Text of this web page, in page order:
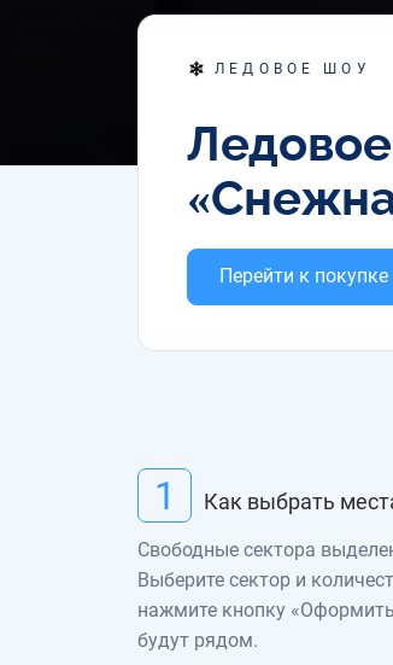
ЛЕДОВОЕ ШОУ
Перейти к покупке
1 Как выбрать
Свободные сектора
Выберите сектор и
нажмите кнопку
будут рядом.